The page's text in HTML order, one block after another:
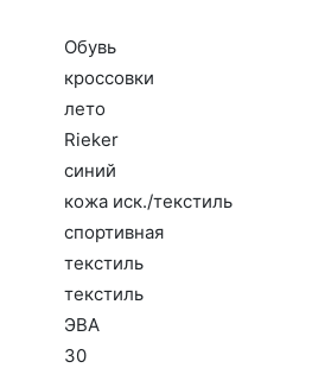
Обувь
крос­совки
ле­то
Ri­eker
си­ний
ко­жа иск./текс­тиль
спор­тивная
текс­тиль
текс­тиль
ЭВА
30